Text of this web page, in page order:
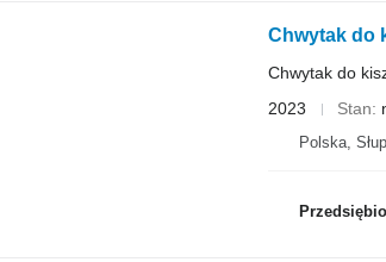
Chwytak do
Chwytak do
2023
Stan
Polska,